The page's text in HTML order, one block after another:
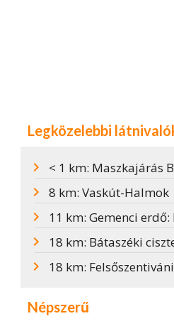
Legközelebbi
< 1 km: Maszkajárás
8 km: Vaskút-Halmok
11 km: Gemenci erdő: kirándulástippek,
18 km: Bátaszéki
18 km:
Népszerű